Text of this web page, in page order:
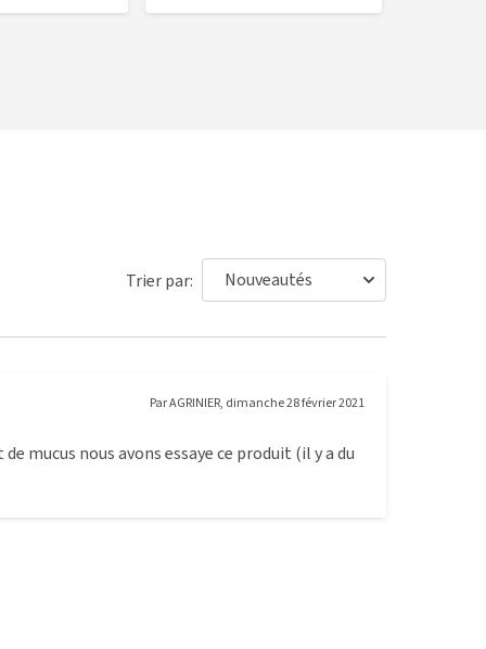
Trier par:
ParAGRINIER, dimanche 28 février 2021
mucus nous avons essaye ce produit (il y a du